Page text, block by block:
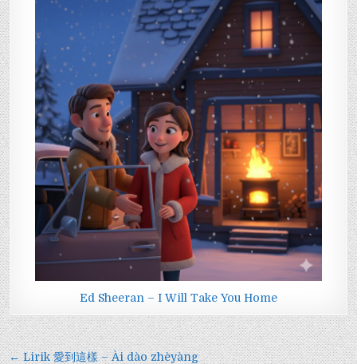
Ed Sheeran – I Will Take You Home
← Lirik 愛到這樣 – Ài dào zhèyàng